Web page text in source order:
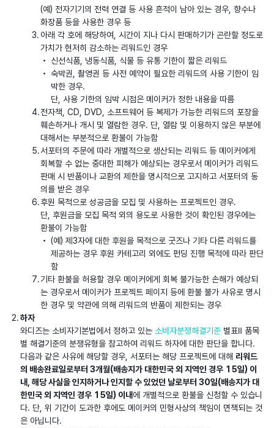
(예) 전자기기의 전력 연결 등 사용 흔적이 남아 있는 경우, 향수나
화장품 등을 사용한 경우 등
아래 각 호에 해당하여, 시간이 지나 다시 판매하기가 곤란할 정도로
가치가 현저히 감소하는 리워드인 경우
신선식품, 냉동식품, 식물 등 유통 기한이 짧은 리워드
숙박권, 촬영권 등 사전 예약이 필요한 리워드의 사용 기한이 임
박한 경우.
단, 사용 기한의 임박 시점은 메이커가 정한 내용을 따름
전자책, CD, DVD, 소프트웨어 등 복제가 가능한 리워드의 포장을
훼손하거나 개시 및 열람한 경우. 단, 열람 및 이용하지 않은 부분에
대해서는 부분적으로 환불이 가능함
서포터의 주문에 따라 개별적으로 생산되는 리워드 등 메이커에게
회복할 수 없는 중대한 피해가 예상되는 경우로서 메이커가 리워드
판매 시 반품이나 교환의 제한을 명시적으로 고지하고 서포터의 동
의를 받은 경우
후원 목적으로 성공금을 모집 및 사용하는 프로젝트인 경우.
단, 후원금을 모집 목적 외의 용도로 사용한 것이 확인된 경우에는
환불이 가능함
(예) 제3자에 대한 후원을 목적으로 굿즈나 기타 다른 리워드를
제공하는 경우 후원 카테고리 외에도 펀딩 진행 목적에 따라 판단
함
기타 환불을 허용할 경우 메이커에게 회복 불가능한 손해가 예상되
는 경우로서 메이커가 프로젝트 페이지 등에 환불 불가 사유로 명시
한 경우 및 약관에 의해 리워드의 반품이 제한되는 경우
하자
와디즈는 소비자기본법에서 정하고 있는 소비자분쟁해결기준별표Ⅱ 품목
별 해결기준의 분쟁유형을 참고하여 리워드 하자에 대한 판단을 합니다.
다음과 같은 사유에 해당할 경우, 서포터는 해당 프로젝트에 대해 리워드
의 배송완료일로부터 3개월(배송지가 대한민국 외 지역인 경우 15일) 이
내, 해당 사실을 인지하거나 인지할 수 있었던 날로부터 30일(배송지가 대
한민국 외 지역인 경우 15일) 이내에 개별적으로 환불을 신청할 수 있습니
다. 단, 위 기간이 도과한 후에도 메이커의 민형사상의 책임이 면책되는 것
은 아닙니다.